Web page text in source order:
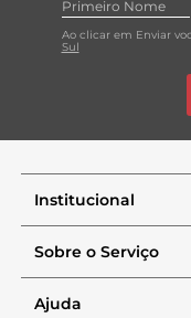
Ao clicar em Enviar
Sul
Institucional
Sobre o Serviço
Ajuda